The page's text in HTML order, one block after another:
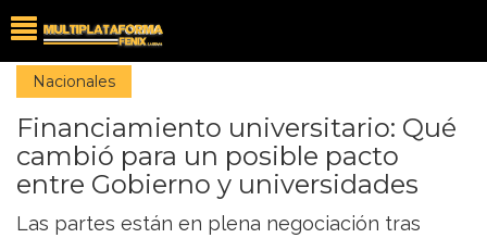
Nacionales
Financiamiento universitario: Qué
cambió para un posible pacto
entre Gobierno y universidades
Las partes están en plena negociación tras